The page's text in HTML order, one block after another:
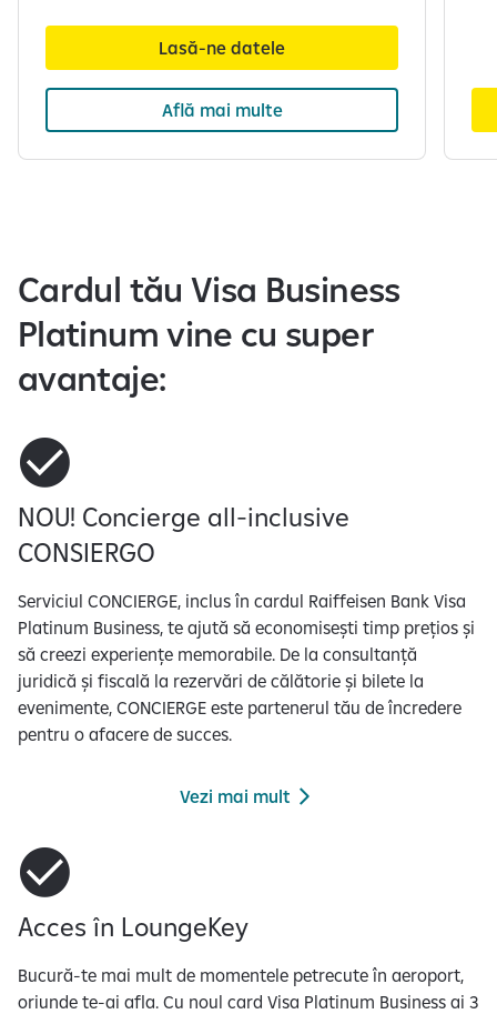
Lasă-ne datele
Află mai multe
i
ș
e
z
l
d
e
u
r
i
l
e
1
Cardul tău Visa Business
Platinum vine cu super
avantaje:
NOU! Concierge all-inclusive
CONSIERGO
Serviciul CONCIERGE, inclus în cardul Raiffeisen Bank Visa
Platinum Business, te ajută să economisești timp prețios și
să creezi experiențe memorabile. De la consultanță
juridică și fiscală la rezervări de călătorie și bilete la
evenimente, CONCIERGE este partenerul tău de încredere
pentru o afacere de succes.
Vezi mai mult
Acces în LoungeKey
Bucură-te mai mult de momentele petrecute în aeroport,
oriunde te-ai afla. Cu noul card Visa Platinum Business ai 3